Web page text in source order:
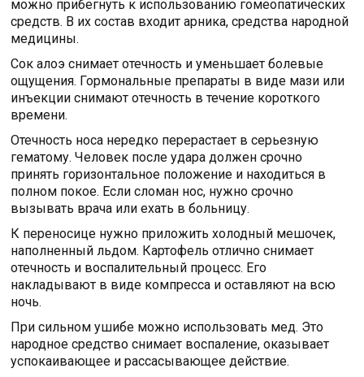
можно прибегнуть к использованию гомеопатических
средств. В их состав входит арника, средства народной
медицины.
Сок алоэ снимает отечность и уменьшает болевые
ощущения. Гормональные препараты в виде мази или
инъекции снимают отечность в течение короткого
времени.
Отечность носа нередко перерастает в серьезную
гематому. Человек после удара должен срочно
принять горизонтальное положение и находиться в
полном покое. Если сломан нос, нужно срочно
вызывать врача или ехать в больницу.
К переносице нужно приложить холодный мешочек,
наполненный льдом. Картофель отлично снимает
отечность и воспалительный процесс. Его
накладывают в виде компресса и оставляют на всю
ночь.
При сильном ушибе можно использовать мед. Это
народное средство снимает воспаление, оказывает
успокаивающее и рассасывающее действие.